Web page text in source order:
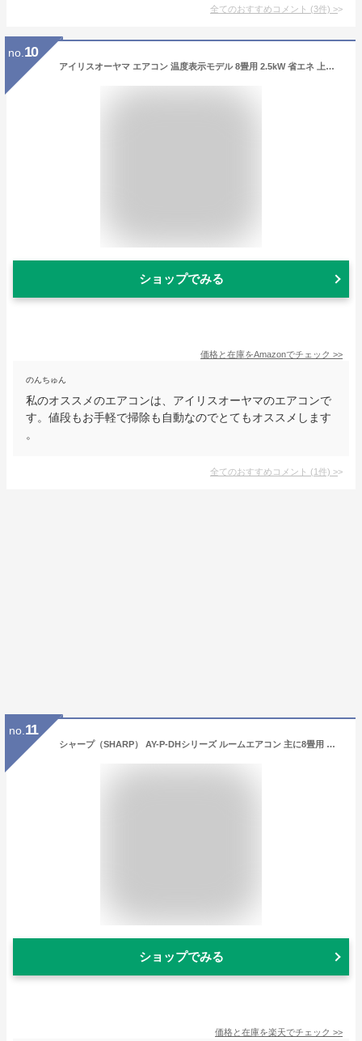
全てのおすすめコメント (3件) >
no. 10
アイリスオーヤマ エアコン 温度表示モデル 8畳用 2.5kW 省エネ 上下左右自動ルーバー搭載 内部クリーン LED温度表示 本体 室外機 リモコンセット IHF-2506G ホワイト
ショップでみる
価格と在庫をAmazonでチェック >>
のんちゅん
私のオススメのエアコンは、アイリスオーヤマのエアコンで
す。値段もお手軽で掃除も自動なのでとてもオススメします
。
全てのおすすめコメント (1件) >
no. 11
シャープ（SHARP） AY-P-DHシリーズ ルームエアコン 主に8畳用 ホワイト AY-P25DH-W 2022年モデル 冷暖房 プラズマクラスター7000搭載 エアコン内部洗浄
ショップでみる
価格と在庫を楽天でチェック >>